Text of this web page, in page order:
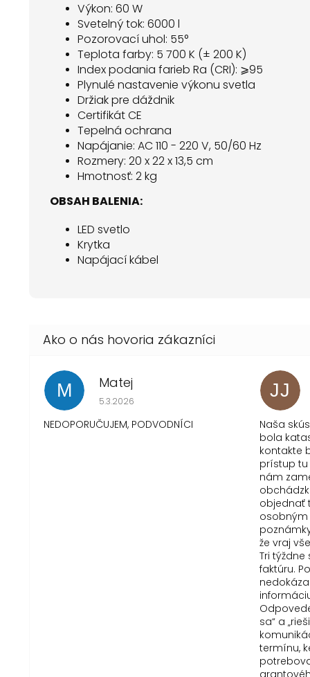
Výkon: 60 W
Svetelný tok: 6000 l
Pozorovací uhol: 55°
Teplota farby: 5 700 K (± 200 K)
Index podania farieb Ra (CRI): ⩾95
Plynulé nastavenie výkonu svetla
Držiak pre dáždnik
Certifikát CE
Tepelná ochrana
Napájanie: AC 110 - 220 V, 50/60 Hz
Rozmery: 20 x 22 x 13,5 cm
Hmotnosť: 2 kg
OBSAH BALENIA:
LED svetlo
Krytka
Napájací kábel
M Matej
Hodnotenie obchodu je 1 z 5 hviezdičiek.
5.3.2026
NEDOPORUČUJEM, PODVODNÍCI
JJ
Naša
bola
kontakte
prístup tu
nám
objednať
že vraj
Tri
faktúru.
sa“ a
termínu,